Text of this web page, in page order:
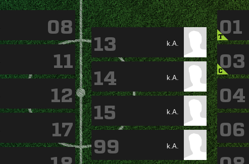
08
11
12
17
k.A.
13
k.A.
14
k.A.
15
k.A.
99
01
T
03
C
04
06